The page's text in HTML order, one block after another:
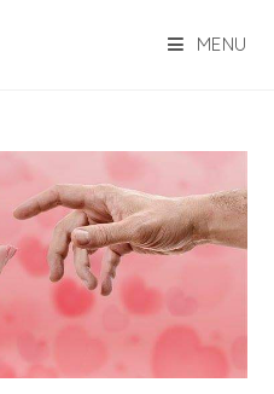
MENU